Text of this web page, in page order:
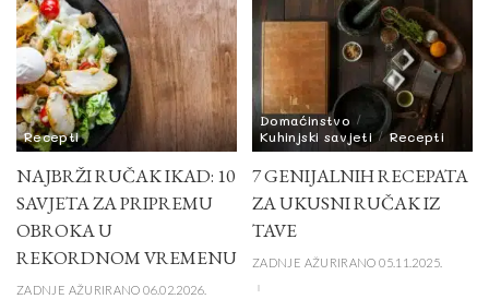
Recepti
NAJBRŽI RUČAK IKAD: 10
SAVJETA ZA PRIPREMU
OBROKA U
REKORDNOM VREMENU
ZADNJE AŽURIRANO 06.02.2026.
Domaćinstvo
Kuhinjski savjeti
Recepti
7 GENIJALNIH RECEPATA
ZA UKUSNI RUČAK IZ
TAVE
ZADNJE AŽURIRANO 05.11.2025.